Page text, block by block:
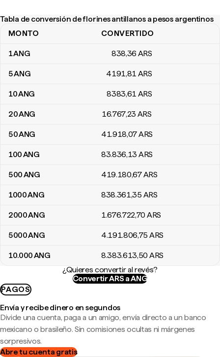
Tabla de conversión de florines antillanos a pesos argentinos
Tabla de conversión de florines antillanos a pesos argentinos
MONTO CONVERTIDO
1ANG 838,36 ARS
5ANG 4191,81 ARS
10ANG 8383,61 ARS
20ANG 16.767,23 ARS
50ANG 41.918,07ARS
100ANG 83.836,13 ARS
500ANG 419.180,67ARS
1000ANG 838.361,35 ARS
2000ANG 1.676.722,70 ARS
5000ANG 4.191.806,75 ARS
10.000ANG 8.383.613,50 ARS
¿Quieres convertir al revés?
Convertir ARS a ANG
PAGOS
Envía y recibe dinero en segundos
Divide una cuenta, paga a un amigo, envía directo a un banco
mexicano o brasileño. Sin comisiones ocultas ni márgenes
sorpresivos.
Abre tu cuenta gratis